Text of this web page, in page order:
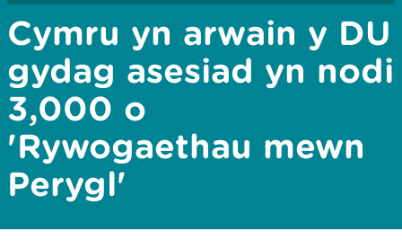
Cymru yn arwain y DU
gydag asesiad yn nodi
3,000 o
'Rywogaethau mewn
Perygl'